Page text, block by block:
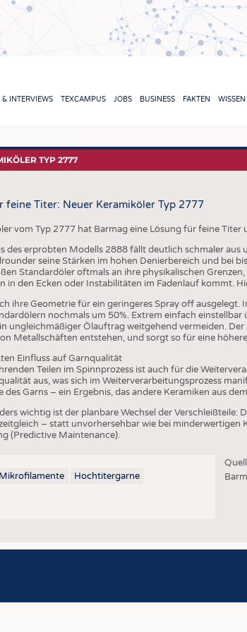
& INTERVIEWS TEXCAMPUS JOBS BUSINESS FAKTEN WISSEN
REPORTS & INTERVIEWS
TEXTILE LEADERSHIP
TYP 2777
feine Titer: Neuer Keramiköler Typ 2777
vom Typ 2777 hat Barmag eine Lösung für feine
des erprobten Modells 2888 fällt deutlich schmaler
seine Stärken im hohen Denierbereich und bei
Standardöler oftmals an ihre physikalischen
in den Ecken oder Instabilitäten im Fadenlauf kommt.
ihre Geometrie für ein geringeres Spray off
nochmals um 50%. Extrem einfach
ungleichmäßiger Ölauftrag weitgehend vermeiden.
Metallschäften entstehen, und sorgt so für eine
Einfluss auf Garnqualität
Teilen im Spinnprozess ist auch für die
aus, was sich im Weiterverarbeitungsprozess
Garns – ein Ergebnis, das andere Keramiken aus
wichtig ist der planbare Wechsel der
– statt unvorhersehbar wie bei minderwertigen
(Predictive Maintenance).
Mikrofilamente Hochtitergarne